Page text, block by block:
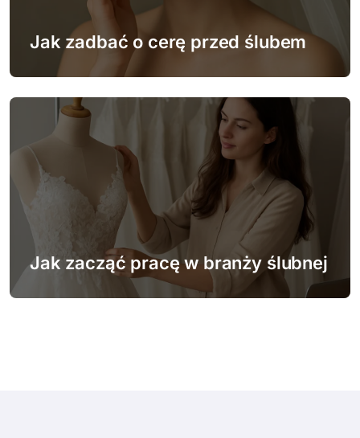
Jak zadbać o cerę przed ślubem
Jak zacząć pracę w branży ślubnej